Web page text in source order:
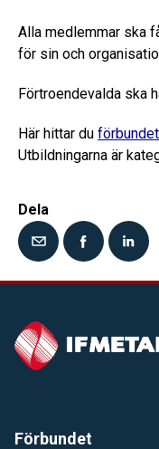
Alla medlemmar ska
för sin och
Förtroendevalda ska
Här hittar du
Utbildningarna är
Dela
Förbundet